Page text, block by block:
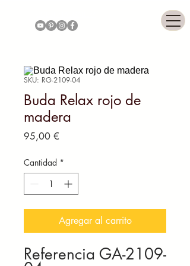
SKU: RG-2109-04
Buda Relax rojo de
madera
95,00 €
Cantidad *
Agregar al carrito
Referencia GA-2109-